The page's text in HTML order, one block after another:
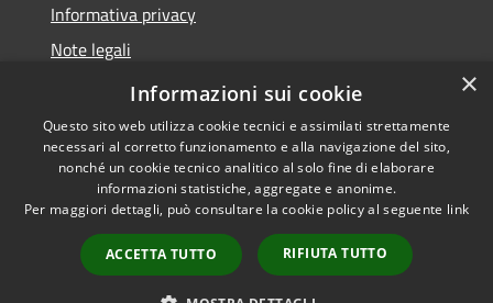
Informativa privacy
Note legali
Dichiarazione di accessibilità
Accessibilità
Copyright © 2026 • Comune di
Molinella • Powered by
Municipium•
Accesso
redazione
×
Informazioni sui cookie
Questo sito web utilizza cookie tecnici e assimilati strettamente
necessari al corretto funzionamento e alla navigazione del sito,
nonché un cookie tecnico analitico al solo fine di elaborare
informazioni statistiche, aggregate e anonime.
Per maggiori dettagli, può consultare la cookie policy al seguente link
ACCETTA TUTTO RIFIUTA TUTTO